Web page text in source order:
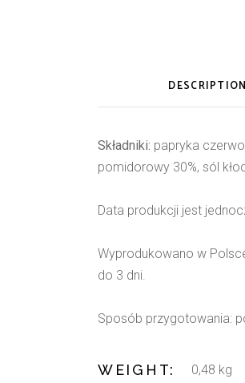
DESCRIPTION
Składniki: papryka
pomidorowy 30%, sól
Data produkcji jest
Wyprodukowano w
do 3 dni.
Sposób przygotowania:
WEIGHT 0,48 kg